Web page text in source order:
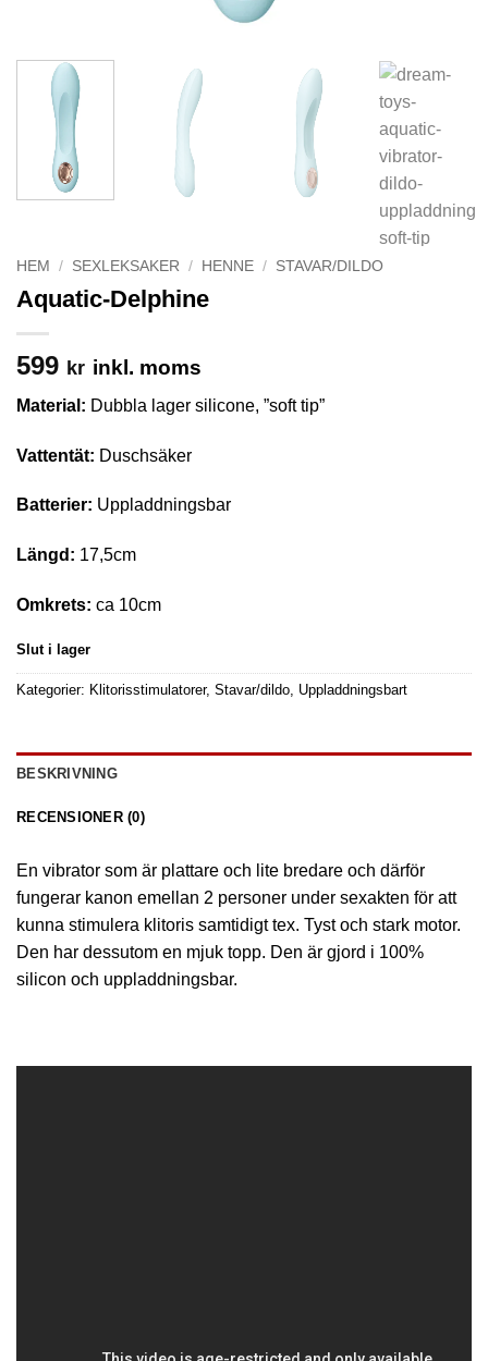
HEM / SEXLEKSAKER / HENNE / STAVAR/DILDO
Aquatic-Delphine
599 kr inkl. moms
Material: Dubbla lager silicone, ”soft tip”
Vattentät: Duschsäker
Batterier: Uppladdningsbar
Längd: 17,5cm
Omkrets: ca 10cm
Slut i lager
Kategorier: Klitorisstimulatorer, Stavar/dildo Uppladdningsbart
BESKRIVNING
RECENSIONER (0)
En vibrator som är plattare och lite bredare och därför
fungerar kanon emellan 2 personer under sexakten för att
kunna stimulera klitoris samtidigt tex. Tyst och stark motor.
Den har dessutom en mjuk topp. Den är gjord i 100%
silicon och uppladdningsbar.